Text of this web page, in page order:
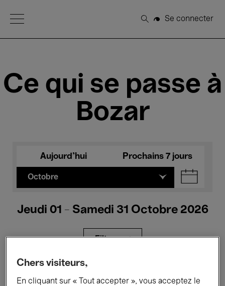
Open Menu
Rechercher
Se connecter
Ce qui se passe à
Bozar
Aujourd'hui Prochains 7 jours
Octobre
Jeudi 01 - Samedi 31 Octobre 2026
Filtres
Chers visiteurs,
En cliquant sur « Tout accepter », vous acceptez le